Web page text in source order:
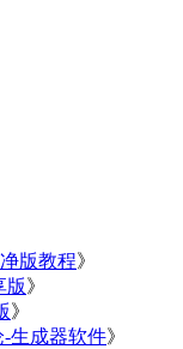
版教程》
版》
》
-生成器软件》